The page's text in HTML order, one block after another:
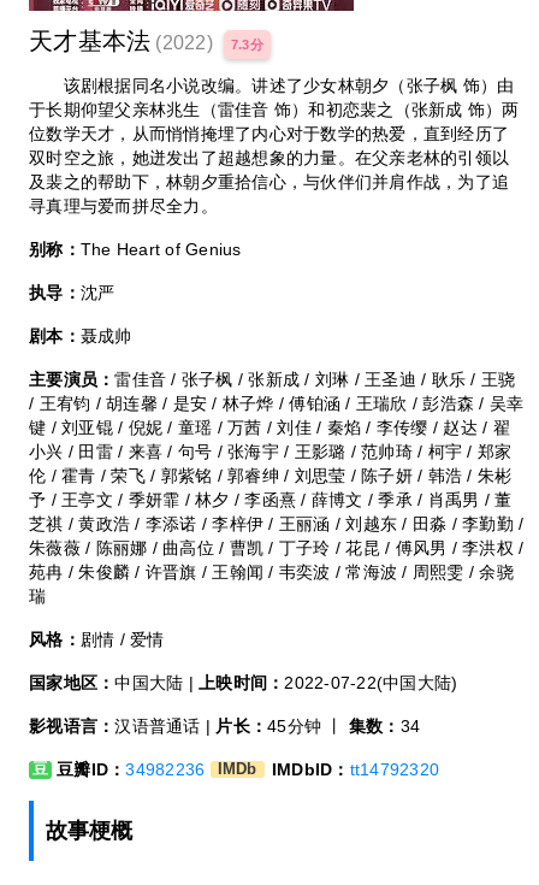
天才基本法 (2022) 7.3分
该剧根据同名小说改编。讲述了少女林朝夕（张子枫 饰）由
于长期仰望父亲林兆生（雷佳音 饰）和初恋裴之（张新成 饰）两
位数学天才，从而悄悄掩埋了内心对于数学的热爱，直到经历了
双时空之旅，她迸发出了超越想象的力量。在父亲老林的引领以
及裴之的帮助下，林朝夕重拾信心，与伙伴们并肩作战，为了追
寻真理与爱而拼尽全力。
别称： The Heart of Genius
执导： 沈严
剧本： 聂成帅
主要演员：雷佳音 / 张子枫 / 张新成 / 刘琳 / 王圣迪 / 耿乐 / 王骁
/ 王宥钧 / 胡连馨 / 是安 / 林子烨 / 傅铂涵 / 王瑞欣 / 彭浩森 / 吴幸
键 / 刘亚锟 / 倪妮 / 童瑶 / 万茜 / 刘佳 / 秦焰 / 李传缨 / 赵达 / 翟
小兴 / 田雷 / 来喜 / 句号 / 张海宇 / 王影璐 / 范帅琦 / 柯宇 / 郑家
伦 / 霍青 / 荣飞 / 郭紫铭 / 郭睿绅 / 刘思莹 / 陈子妍 / 韩浩 / 朱彬
予 / 王亭文 / 季妍霏 / 林夕 / 李函熹 / 薛博文 / 季承 / 肖禹男 / 董
芝祺 / 黄政浩 / 李添诺 / 李梓伊 / 王丽涵 / 刘越东 / 田淼 / 李勤勤 /
朱薇薇 / 陈丽娜 / 曲高位 / 曹凯 / 丁子玲 / 花昆 / 傅风男 / 李洪权 /
苑冉 / 朱俊麟 / 许晋旗 / 王翰闻 / 韦奕波 / 常海波 / 周熙雯 / 余骁
瑞
风格： 剧情 / 爱情
国家地区：中国大陆 | 上映时间： 2022-07-22(中国大陆)
影视语言：汉语普通话 | 片长：45分钟 丨 集数： 34
豆 豆瓣ID：34982236 IMDb IMDbID： tt14792320
故事梗概